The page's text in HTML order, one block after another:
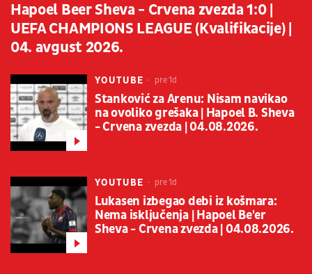
Hapoel Beer Sheva - Crvena zvezda 1:0 |
UEFA CHAMPIONS LEAGUE (Kvalifikacije) |
04. avgust 2026.
YOUTUBE pre 1d
Stanković za Arenu: Nisam navikao
na ovoliko grešaka | Hapoel B. Sheva
- Crvena zvezda | 04.08.2026.
YOUTUBE pre 1d
Lukasen izbegao debi iz košmara:
Nema isključenja | Hapoel Be'er
Sheva - Crvena zvezda | 04.08.2026.